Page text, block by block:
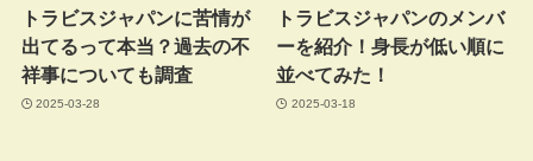
トラビスジャパンに苦情が
出てるって本当？過去の不
祥事についても調査
2025-03-28
トラビスジャパンのメンバ
ーを紹介！身長が低い順に
並べてみた！
2025-03-18